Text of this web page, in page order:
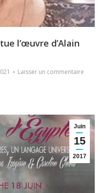
l’œuvre d’Alain
Laisser un commentaire
Juin
15
2017